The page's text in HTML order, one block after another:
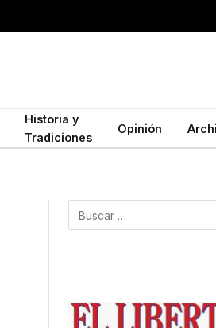
Historia y
Tradiciones
Opinión